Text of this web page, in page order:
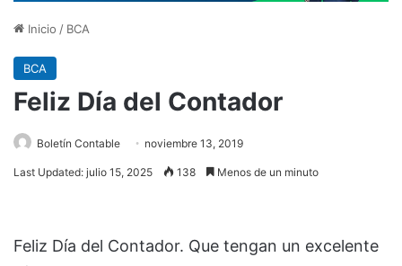
Inicio / BCA
BCA
Feliz Día del Contador
Boletín Contable noviembre 13, 2019
Last Updated: julio 15, 2025 138 Menos de un minuto
Feliz Día del Contador. Que tengan un excelente